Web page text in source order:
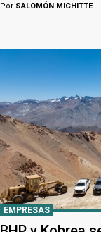
Por SALOMÓN MICHITTE
EMPRESAS